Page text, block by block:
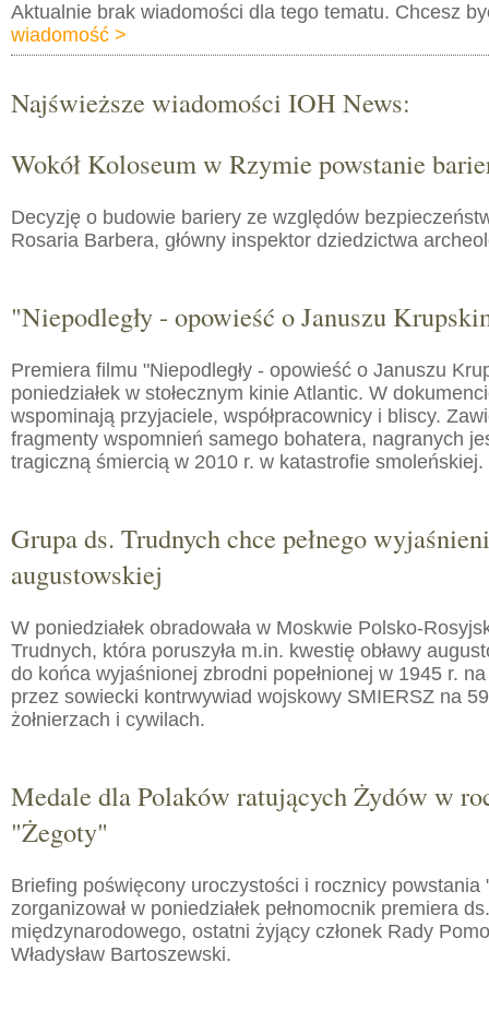
Aktualnie brak wiadomości dla tego tematu. Chcesz
wiadomość >
Najświeższe wiadomości IOH News:
Wokół Koloseum w Rzymie powstanie
Decyzję o budowie bariery ze względów
Rosaria Barbera, główny inspektor dziedzictwa
"Niepodległy - opowieść o Januszu
Premiera filmu "Niepodległy - opowieść o Januszu
poniedziałek w stołecznym kinie Atlantic. W
wspominają przyjaciele, współpracownicy i bliscy.
fragmenty wspomnień samego bohatera, nagranych
tragiczną śmiercią w 2010 r. w katastrofie smoleńskiej.
Grupa ds. Trudnych chce pełnego
augustowskiej
W poniedziałek obradowała w Moskwie Polsko-
Trudnych, która poruszyła m.in. kwestię obławy
do końca wyjaśnionej zbrodni popełnionej w 1945 r.
przez sowiecki kontrwywiad wojskowy SMIERSZ na
żołnierzach i cywilach.
Medale dla Polaków ratujących Żydów w
"Żegoty"
Briefing poświęcony uroczystości i rocznicy powstania
zorganizował w poniedziałek pełnomocnik premiera
międzynarodowego, ostatni żyjący członek Rady
Władysław Bartoszewski.